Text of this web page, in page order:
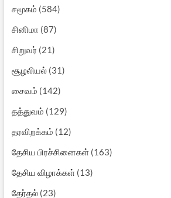
சமூகம் (584)
சினிமா (87)
சிறுவர் (21)
சூழலியல்(31)
சைவம் (142)
தத்துவம் (129)
தரவிறக்கம் (12)
தேசிய பிரச்சினைகள்(163)
தேசிய விழாக்கள்(13)
தேர்தல்(23)